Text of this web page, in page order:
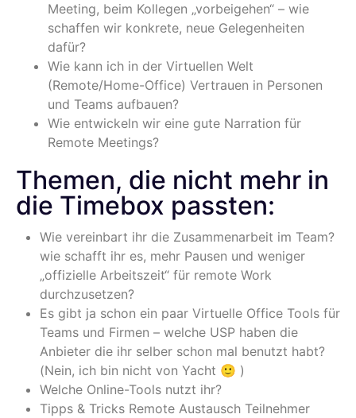
Meeting, beim Kollegen „vorbeigehen“ – wie
schaffen wir konkrete, neue Gelegenheiten
dafür?
Wie kann ich in der Virtuellen Welt
(Remote/Home-Office) Vertrauen in Personen
und Teams aufbauen?
Wie entwickeln wir eine gute Narration für
Remote Meetings?
Themen, die nicht mehr in
die Timebox passten:
Wie vereinbart ihr die Zusammenarbeit im Team?
wie schafft ihr es, mehr Pausen und weniger
„offizielle Arbeitszeit“ für remote Work
durchzusetzen?
Es gibt ja schon ein paar Virtuelle Office Tools für
Teams und Firmen – welche USP haben die
Anbieter die ihr selber schon mal benutzt habt?
(Nein, ich bin nicht von Yacht 🙂 )
Welche Online-Tools nutzt ihr?
Tipps & Tricks Remote Austausch Teilnehmer